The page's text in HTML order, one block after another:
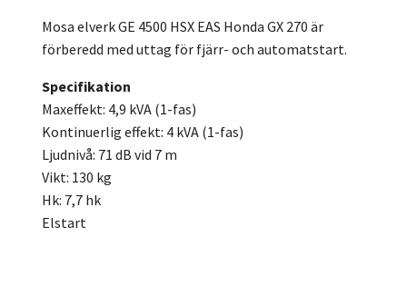
Mosa elverk GE 4500 HSX EAS Honda GX 270 är
förberedd med uttag för fjärr- och automatstart.
Specifikation
Maxeffekt: 4,9 kVA (1-fas)
Kontinuerlig effekt: 4 kVA (1-fas)
Ljudnivå: 71 dB vid 7 m
Vikt: 130 kg
Hk: 7,7 hk
Elstart